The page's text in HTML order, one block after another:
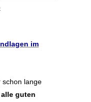
im
schon lange
alle guten